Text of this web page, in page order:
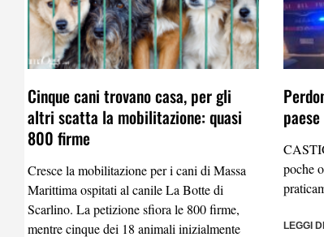
Cinque cani trovano casa, per gli
altri scatta la mobilitazione: quasi
800 firme
Cresce la mobilitazione per i cani di Massa
Marittima ospitati al canile La Botte di
Scarlino. La petizione sfiora le 800 firme,
mentre cinque dei 18 animali inizialmente
poche
LEGGI